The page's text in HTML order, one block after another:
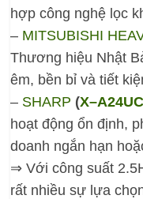
hợp công nghệ lọc
– MITSUBISHI
Thương hiệu Nhật
êm, bền bỉ và tiết
– SHARP (
hoạt động ổn định,
doanh ngắn hạn
⇒ Với công suất
rất nhiều sự lựa